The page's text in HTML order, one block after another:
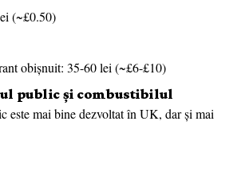
(~£0.50)
obișnuit: 35-60 lei (~£6-£10)
public și combustibilul
este mai bine dezvoltat în UK, dar și mai